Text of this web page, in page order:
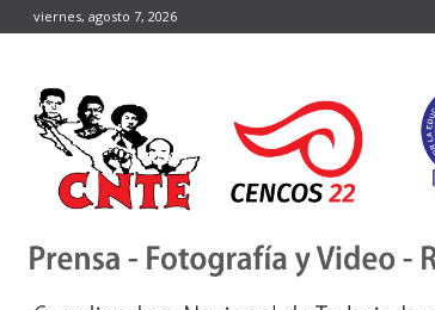
viernes, agosto 7, 2026